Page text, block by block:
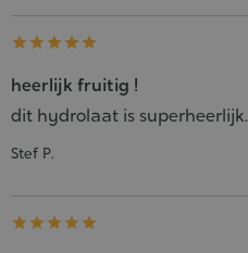
    
heerlijk fruitig !
dit hydrolaat is superheerlijk.
Stef P.
    